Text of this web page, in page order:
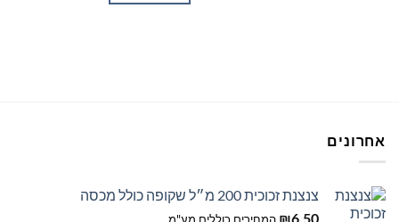
אחרונים
צנצנת זכוכית 200 מ״ל שקופה כולל מכסה